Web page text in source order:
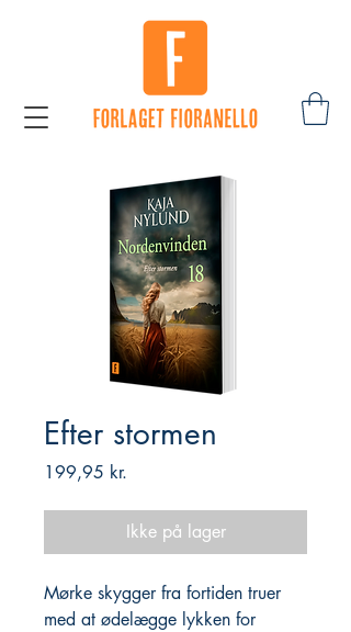
Efter stormen
199,95 kr.
Ikke på lager
Mørke skygger fra fortiden truer
med at ødelægge lykken for